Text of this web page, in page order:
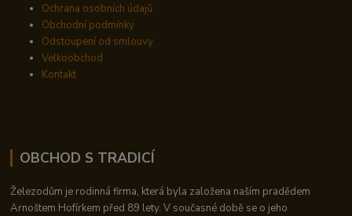
Ochrana osobních údajů
Obchodní podmínky
Odstoupení od smlouvy
Velkoobchod
Kontakt
OBCHOD S TRADICÍ
Železodům je rodinná firma, která byla založena naším pradědem
Arnoštem Hofírkem před 89 lety. V současné době se o jeho